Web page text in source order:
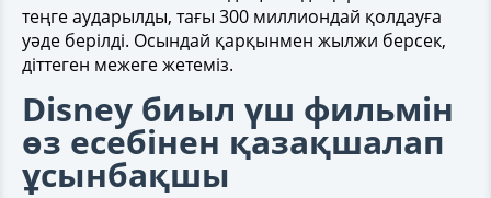
теңге аударылды, тағы 300 миллиондай қолдауға
уәде берілді. Осындай қарқынмен жылжи берсек,
діттеген межеге жетеміз.
Disney биыл үш фильмін
өз есебінен қазақшалап
ұсынбақшы